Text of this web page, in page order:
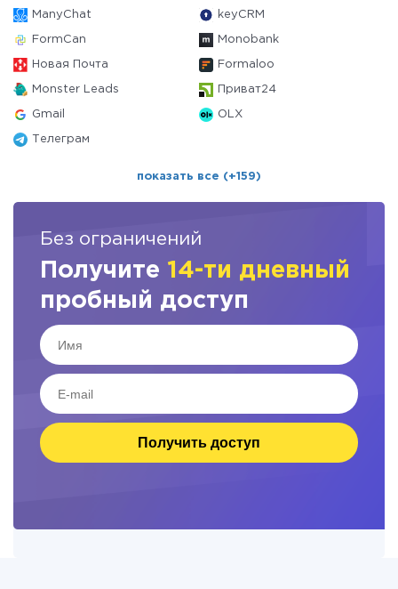
ManyChat keyCRM
FormCan Monobank
Новая Почта Formaloo
Monster Leads Приват24
Gmail OLX
Телеграм
показать все (+159)
Без ограничений
Получите 14-ти дневный
пробный доступ
Получить доступ